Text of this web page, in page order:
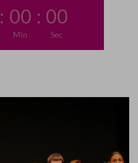
: 00
Min
: 00
Sec